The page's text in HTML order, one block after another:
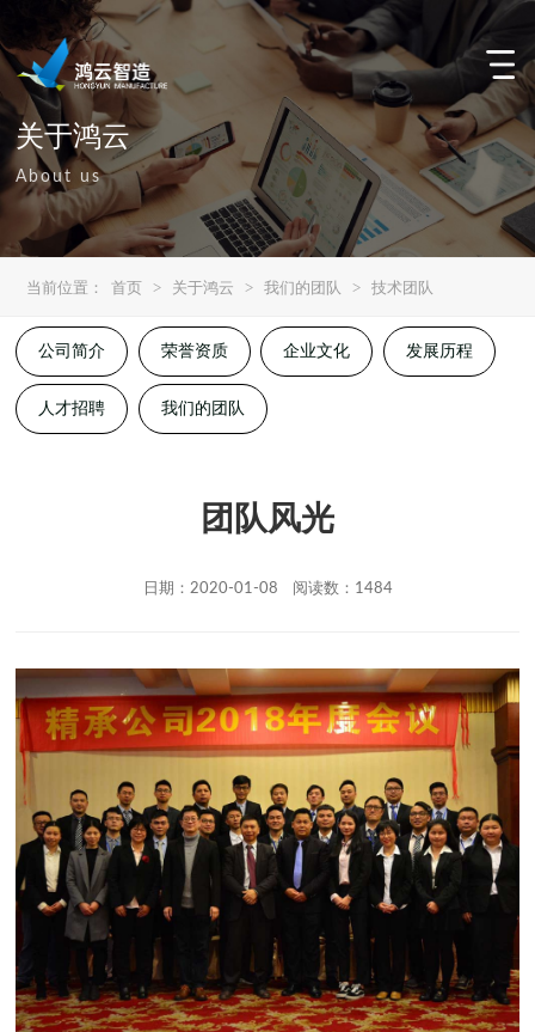
关于鸿云
About us
当前位置： 首页 > 关于鸿云 > 我们的团队 > 技术团队
公司简介 荣誉资质 企业文化 发展历程
人才招聘 我们的团队
团队风光
日期：2020-01-08 阅读数：1484